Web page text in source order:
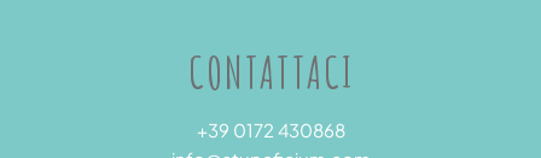
CONTATTACI
+39 0172 430868